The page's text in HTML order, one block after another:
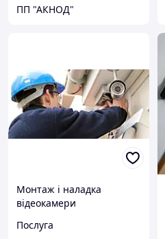
ПП "АКНОД"
Монтаж і наладка
відеокамери
Послуга